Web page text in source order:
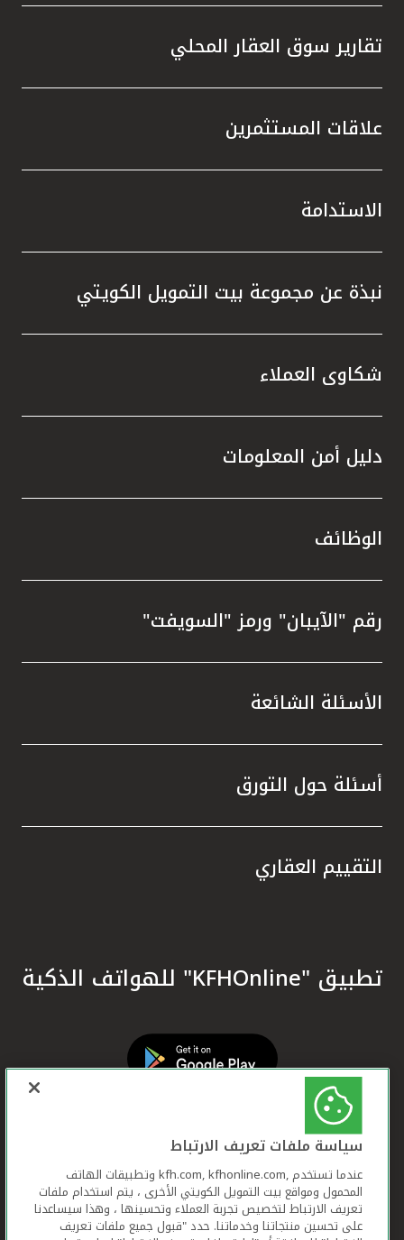
تقارير سوق العقار المحلي
علاقات المستثمرين
الاستدامة
نبذة عن مجموعة بيت التمويل الكويتي
شكاوى العملاء
دليل أمن المعلومات
الوظائف
رقم "الآيبان" ورمز "السويفت"
الأسئلة الشائعة
أسئلة حول التورق
التقييم العقاري
تطبيق "KFHOnline" للهواتف الذكية
سياسة ملفات تعريف الارتباط
عندما تستخدم ,kfh.com, kfhonline.com وتطبيقات الهاتف
المحمول ومواقع بيت التمويل الكويتي الأخرى ، يتم استخدام ملفات
تعريف الارتباط لتخصيص تجربة العملاء وتحسينها ، وهذا سيساعدنا
على تحسين منتجاتنا وخدماتنا. حدد "قبول جميع ملفات تعريف